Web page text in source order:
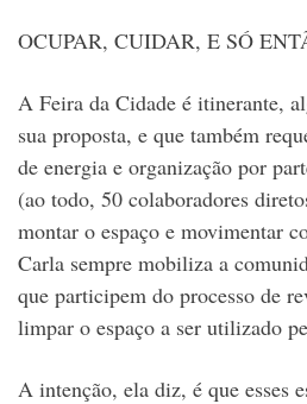
OCUPAR, CUIDAR, E SÓ
A Feira da Cidade é itinerante,
sua proposta, e que também
de energia e organização por
(ao todo, 50 colaboradores
montar o espaço e movimentar
Carla sempre mobiliza a
que participem do processo de
limpar o espaço a ser utilizado
A intenção, ela diz, é que esses